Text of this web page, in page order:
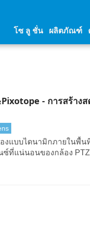
โซ ลู ชั่น ผลิตภัณฑ์
- การสร้าง
งแบบไดนามิกภายในพื้น
ซ์ที่แน่นอนของกล้อง